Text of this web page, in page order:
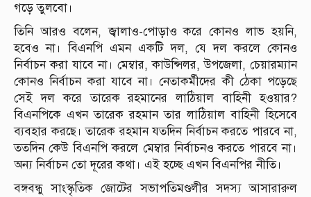
গড়ে তুলবো।
তিনি আরও বলেন, জ্বালাও-পোড়াও করে কোনও লাভ হয়নি,
হবেও না। বিএনপি এমন একটি দল, যে দল করলে কোনও
নির্বাচন করা যাবে না। মেম্বার, কাউন্সিলর, উপজেলা, চেয়ারম্যান
কোনও নির্বাচন করা যাবে না। নেতাকর্মীদের কী ঠেকা পড়েছে
সেই দল করে তারেক রহমানের লাঠিয়াল বাহিনী হওয়ার?
বিএনপিকে এখন তারেক রহমান তার লাঠিয়াল বাহিনী হিসেবে
ব্যবহার করছে। তারেক রহমান যতদিন নির্বাচন করতে পারবে না,
ততদিন কেউ বিএনপি করলে মেম্বার নির্বাচনও করতে পারবে না।
অন্য নির্বাচন তো দূরের কথা। এই হচ্ছে এখন বিএনপির নীতি।
বঙ্গবন্ধু সাংস্কৃতিক জোটের সভাপতিমণ্ডলীর সদস্য আসারারুল